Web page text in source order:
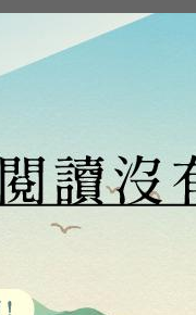
特四部曲」、「
法國巴黎，是
的評論隨筆。
多部相關歷史
量便突破65